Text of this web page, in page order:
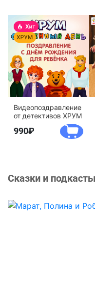
Видеопоздравление
от детективов ХРУМ
990
Сказки и подкасты